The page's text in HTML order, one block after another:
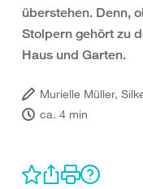
überstehen. Denn,
Stolpern gehört zu
Haus und Garten.
Murielle Müller,
ca. 4 min